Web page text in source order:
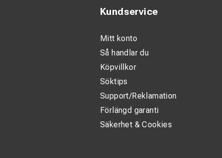
Flexibelt
Vi erbjuder även
vid tyngre
Tillgängliga
1800 mm, 2000
Fäste: S60
Kundservice
Mitt konto
Så handlar du
Köpvillkor
Söktips
Support/Reklamation
Förlängd garanti
Säkerhet & Cookies